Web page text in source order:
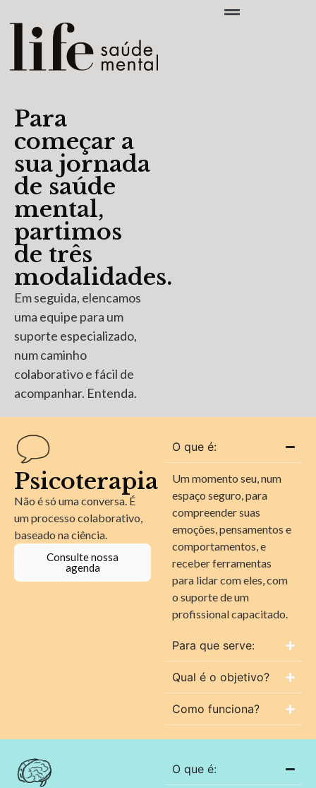
Para
começar a
sua jornada
de saúde
mental,
partimos
de três
modalidades.
Em seguida, elencamos
uma equipe para um
suporte especializado,
num caminho
colaborativo e fácil de
acompanhar. Entenda.
Psicoterapia
Não é só uma conversa. É
um processo colaborativo,
baseado na ciência.
Consulte nossa
agenda
O que é:
Um momento seu, num
espaço seguro, para
compreender suas
emoções, pensamentos e
comportamentos, e
receber ferramentas
para lidar com eles, com
o suporte de um
profissional capacitado.
Para que serve:
Qual é o objetivo?
Como funciona?
O que é: